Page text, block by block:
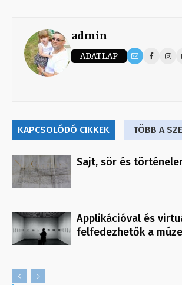
admin
ADATLAP
KAPCSOLÓDÓ CIKKEK TÖBB A
Sajt, sör és
Applikációval és
felfedezhetők a